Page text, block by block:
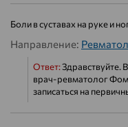
Боли в суставах на руке и
Направление:
Ответ:Здравствуйте.
врач-ревматолог
записаться на